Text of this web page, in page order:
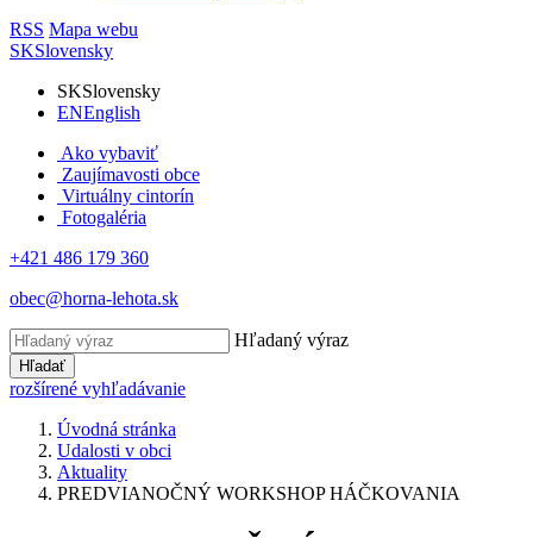
RSS Mapa webu
SKSlovensky
SKSlovensky
ENEnglish
Ako vybaviť
Zaujímavosti obce
Virtuálny cintorín
Fotogaléria
+421 486 179 360
obec@horna-lehota.sk
Hľadaný výraz
Hľadať
rozšírené vyhľadávanie
Úvodná stránka
Udalosti v obci
Aktuality
PREDVIANOČNÝ WORKSHOP HÁČKOVANIA